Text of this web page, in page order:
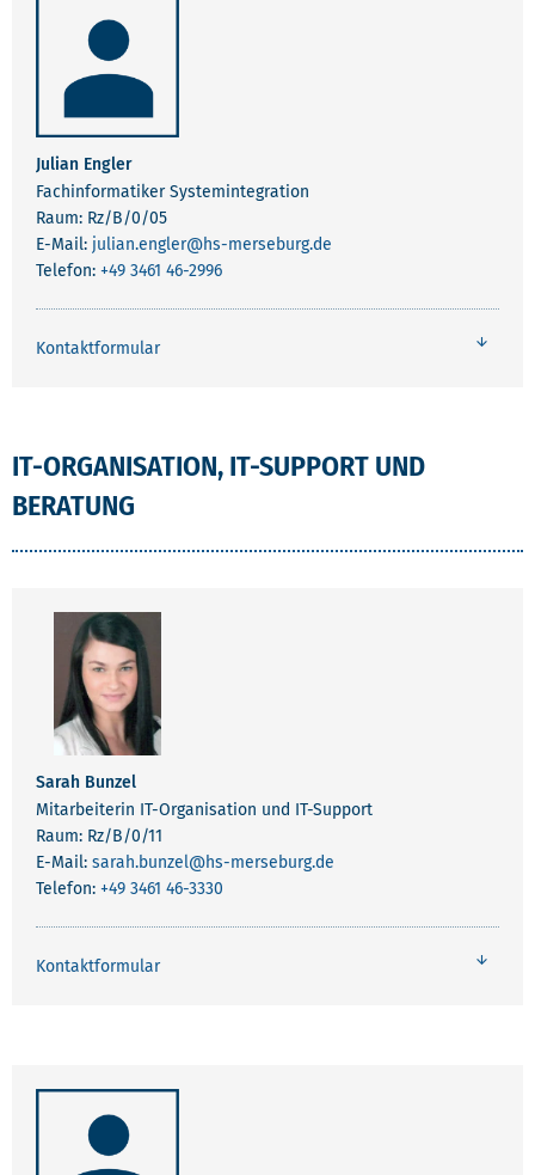
Julian Engler
Fachinformatiker Systemintegration
Raum: Rz/B/0/05
E-Mail: julian.engler@hs-merseburg.de
Telefon: +49 3461 46-2996
Kontaktformular
IT-ORGANISATION, IT-SUPPORT UND
BERATUNG
MITARBEITENDE IT-ORGANISATION, IT-
Sarah Bunzel
Mitarbeiterin IT-Organisation und IT-Support
Raum: Rz/B/0/11
E-Mail: sarah.bunzel@hs-merseburg.de
Telefon: +49 3461 46-3330
Kontaktformular